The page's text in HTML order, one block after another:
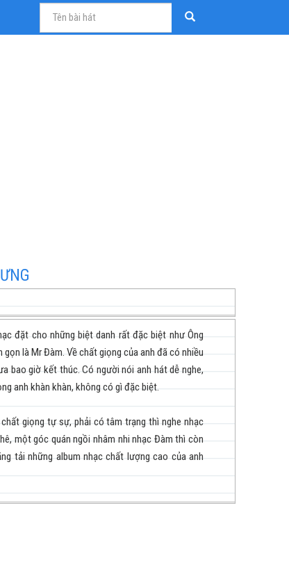
đặt cho những biệt danh rất đặc biệt như Ông
là Mr Đàm. Về chất giọng của anh đã có nhiều
bao giờ kết thúc. Có người nói anh hát dễ nghe,
anh khàn khàn, không có gì đặc biệt.
giọng tự sự, phải có tâm trạng thì nghe nhạc
một góc quán ngồi nhâm nhi nhạc Đàm thì còn
tải những album nhạc chất lượng cao của anh